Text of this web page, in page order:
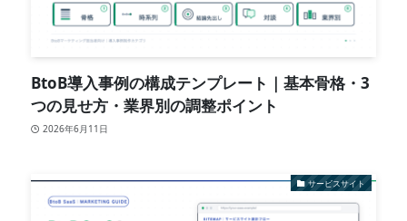
BtoB導入事例の構成テンプレート｜基本骨格・3
つの見せ方・業界別の調整ポイント
2026年6月11日
サービスサイト